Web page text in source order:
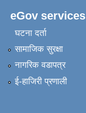
eGov services
घटना दर्ता
सामाजिक सुरक्षा
नागरिक वडापत्र
ई-हाजिरी प्रणाली